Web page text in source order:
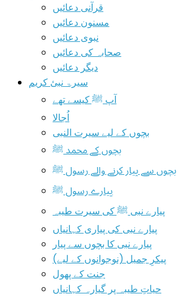
قرآنی دعائیں
مسنون دعائیں
نبوی دعائیں
صحابہ کی دعائیں
دیگر دعائیں
سیرۃ نبیٔ کریم
آپ ﷺ کیسے تھے
اُجالا
بچوں کے لیے سیرت النبی
بچوں کے محمد ﷺ
بچوں سے پیار کرنے والے رسول ﷺ
پیارے رسول ﷺ
پیارے نبی ﷺ کی سیرت طیبہ
پیارے نبی کی پیاری کہانیاں
پیارے نبی کا بچوں سے پیار
پیکرِ جمیل (نوجوانوں کے لیے)
جنت کے پھول
حیاتِ طیبہ پر گیارہ کہانیاں